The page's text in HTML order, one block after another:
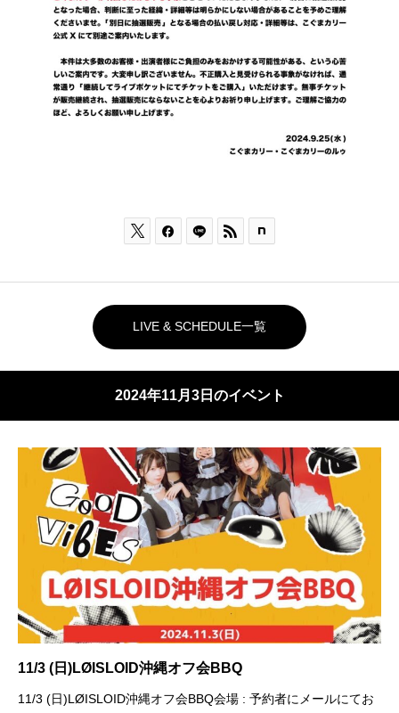
  
LIVE & SCHEDULE一覧
2024年11月3日のイベント
11/3 (日)LØISLOID沖縄オフ会BBQ
11/3 (日)LØISLOID沖縄オフ会BBQ会場 : 予約者にメールにてお